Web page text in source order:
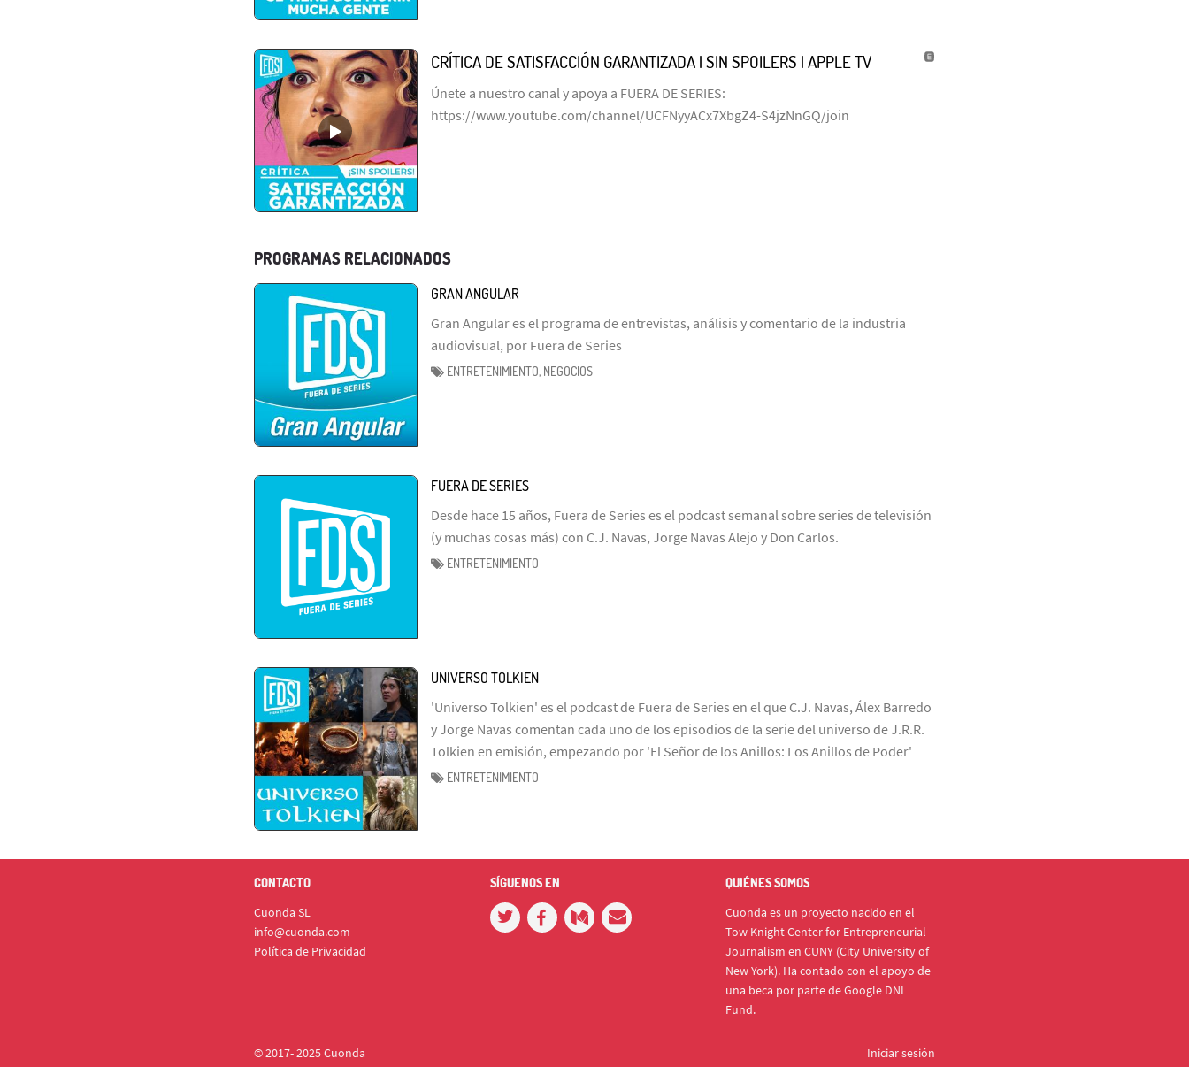
CRÍTICA DE SATISFACCIÓN GARANTIZADA | SIN SPOILERS | APPLE TV
Únete a nuestro canal y apoya a FUERA DE SERIES:
https://www.youtube.com/channel/UCFNyyACx7XbgZ4-S4jzNnGQ/join
PROGRAMAS RELACIONADOS
GRAN ANGULAR
Gran Angular es el programa de entrevistas, análisis y comentario de la industria
audiovisual, por Fuera de Series
ENTRETENIMIENTO, NEGOCIOS
FUERA DE SERIES
Desde hace 15 años, Fuera de Series es el podcast semanal sobre series de televisión
(y muchas cosas más) con C.J. Navas, Jorge Navas Alejo y Don Carlos.
ENTRETENIMIENTO
UNIVERSO TOLKIEN
'Universo Tolkien' es el podcast de Fuera de Series en el que C.J. Navas, Álex Barredo
y Jorge Navas comentan cada uno de los episodios de la serie del universo de J.R.R.
Tolkien en emisión, empezando por 'El Señor de los Anillos: Los Anillos de Poder'
ENTRETENIMIENTO
CONTACTO
Cuonda SL
info@cuonda.com
Política de Privacidad
SÍGUENOS EN QUIÉNES SOMOS
Cuonda es un proyecto nacido en el
Tow Knight Center for Entrepreneurial
Journalism en CUNY (City University of
New York). Ha contado con el apoyo de
una beca por parte de Google DNI
Fund.
© 2017- 2025 Cuonda Iniciar sesión